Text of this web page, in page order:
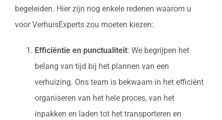
begeleiden. Hier zijn nog enkele redenen waarom u
voor VerhuisExperts zou moeten kiezen:
Efficiëntie en punctualiteit: We begrijpen het
belang van tijd bij het plannen van een
verhuizing. Ons team is bekwaam in het efficiënt
organiseren van het hele proces, van het
inpakken en laden tot het transporteren en